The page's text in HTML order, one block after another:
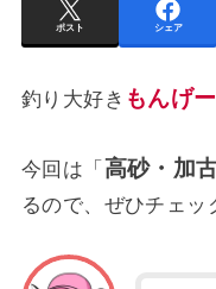
ポスト シェア
釣り大好き もんげー
今回は「 高砂・加
るので、ぜひチェッ